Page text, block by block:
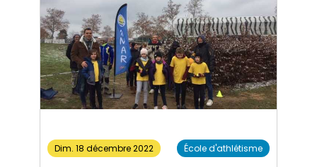
Dim. 18 décembre 2022 École d'athlétisme